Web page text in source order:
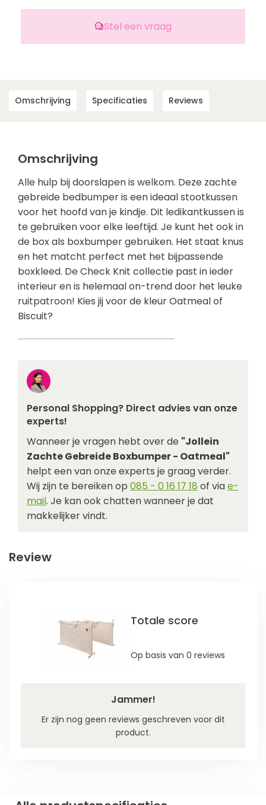
Stel een vraag
Omschrijving Specificaties Reviews
Omschrijving
Alle hulp bij doorslapen is welkom. Deze zachte
gebreide bedbumper is een ideaal stootkussen
voor het hoofd van je kindje. Dit ledikantkussen is
te gebruiken voor elke leeftijd. Je kunt het ook in
de box als boxbumper gebruiken. Het staat knus
en het matcht perfect met het bijpassende
boxkleed. De Check Knit collectie past in ieder
interieur en is helemaal on-trend door het leuke
ruitpatroon! Kies jij voor de kleur Oatmeal of
Biscuit?
Personal Shopping? Direct advies van onze
experts!
Wanneer je vragen hebt over de "Jollein
Zachte Gebreide Boxbumper - Oatmeal"
helpt een van onze experts je graag verder.
Wij zijn te bereiken op 085 - 0 16 17 18 of viae-
mail. Je kan ook chatten wanneer je dat
makkelijker vindt.
Review
Jammer!
Er zijn nog geen reviews geschreven voor dit
product.
Totale score
Op basis van 0 reviews